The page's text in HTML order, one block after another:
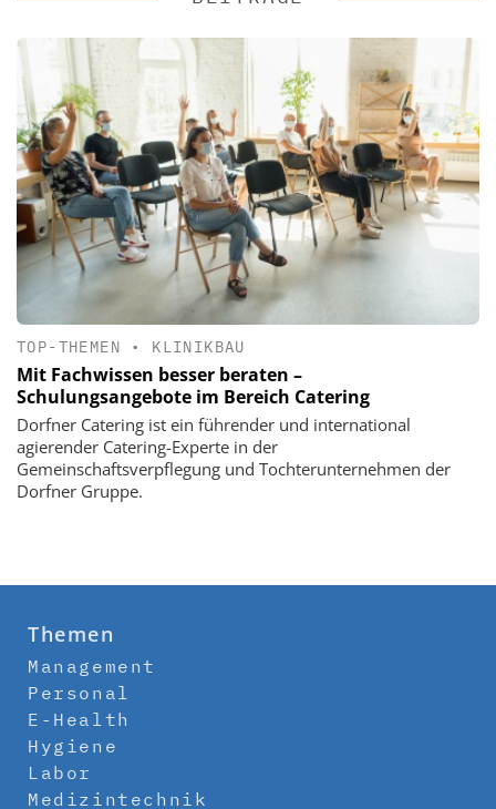
TOP-THEMEN • KLINIKBAU
Mit Fachwissen besser beraten –
Schulungsangebote im Bereich Catering
Dorfner Catering ist ein führender und international
agierender Catering-Experte in der
Gemeinschaftsverpflegung und Tochterunternehmen der
Dorfner Gruppe.
Themen
Management
Personal
E-Health
Hygiene
Labor
Medizintechnik